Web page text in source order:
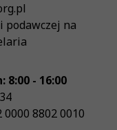
podawczej na
- 16:00
8802 0010